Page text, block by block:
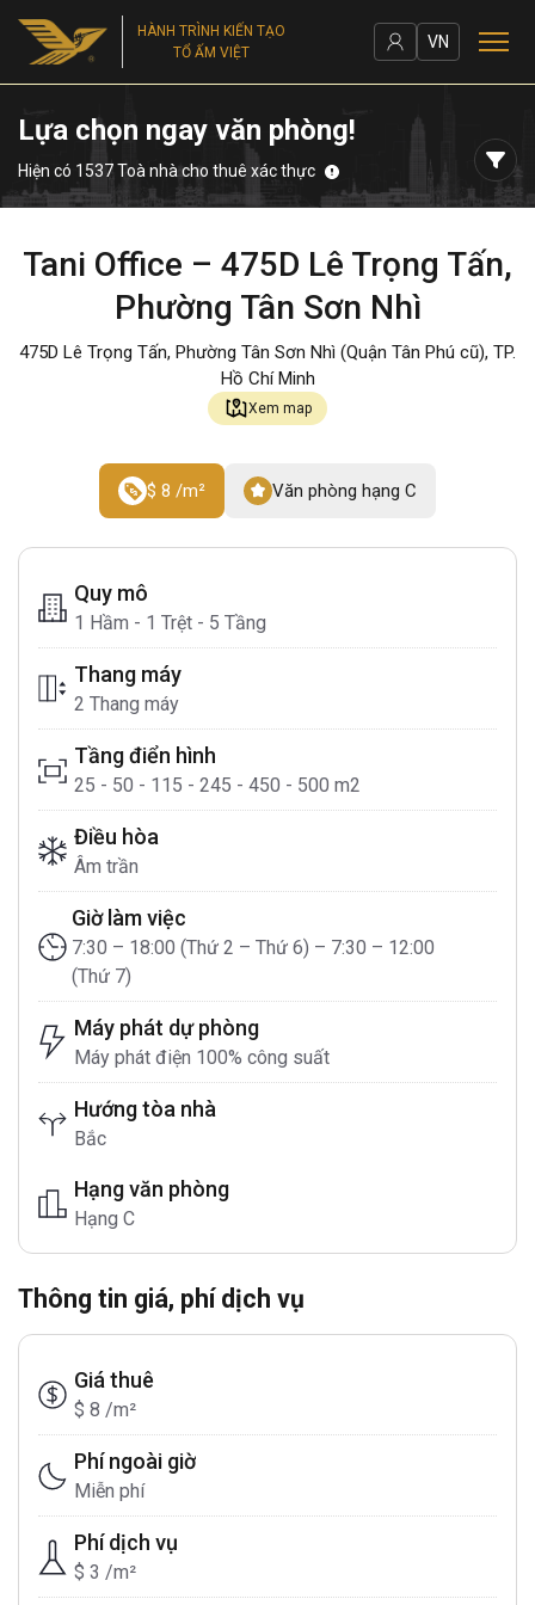
HÀNH TRÌNH KIẾN TẠO
TỔ ẤM VIỆT
VN
Lựa chọn ngay văn phòng!
Hiện có 1537 Toà nhà cho thuê xác thực
Tani Office – 475D Lê Trọng Tấn,
Phường Tân Sơn Nhì
475D Lê Trọng Tấn, Phường Tân Sơn Nhì (Quận Tân Phú cũ), TP.
Hồ Chí Minh
Xem map
$ 8 /m² Văn phòng hạng C
Quy mô
1 Hầm - 1 Trệt - 5 Tầng
Thang máy
2 Thang máy
Tầng điển hình
25 - 50 - 115 - 245 - 450 - 500 m2
Điều hòa
Âm trần
Giờ làm việc
7:30 – 18:00 (Thứ 2 – Thứ 6) – 7:30 – 12:00
(Thứ 7)
Máy phát dự phòng
Máy phát điện 100% công suất
Hướng tòa nhà
Bắc
Hạng văn phòng
Hạng C
Thông tin giá, phí dịch vụ
Giá thuê
$ 8 /m²
Phí ngoài giờ
Miễn phí
Phí dịch vụ
$ 3 /m²